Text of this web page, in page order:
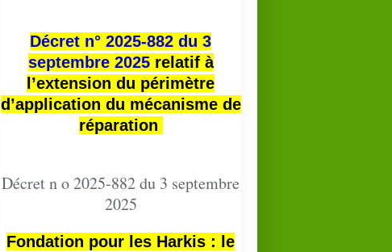
Décret n° 2025-882 du 3
septembre 2025relatif à
l’extension du périmètre
d’application du mécanisme de
réparation
Décret n o 2025-882 du 3 septembre
2025
Fondation pour les Harkis : le